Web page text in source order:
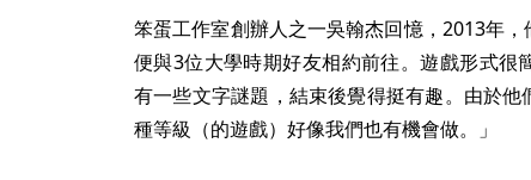
笨蛋工作室創辦人之一吳翰杰回憶，2013年
便與3位大學時期好友相約前往。遊戲形式很
有一些文字謎題，結束後覺得挺有趣。由於
種等級（的遊戲）好像我們也有機會做。」